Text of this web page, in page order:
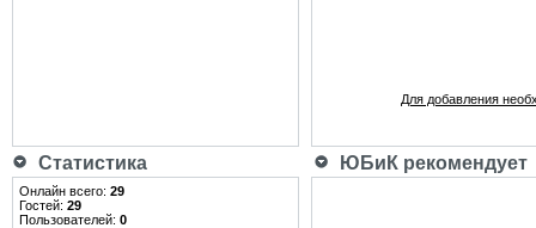
Для добавления
Статистика ЮБиК рекомендует
Онлайн всего: 29
Гостей: 29
Пользователей: 0